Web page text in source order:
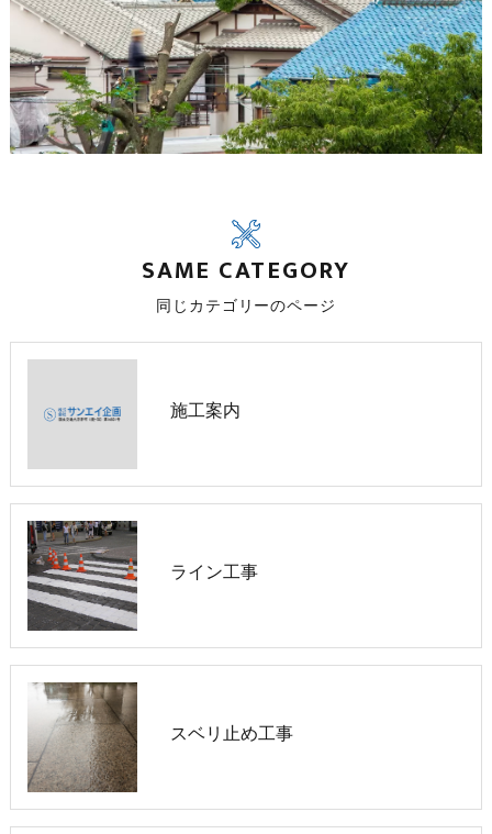
同じカテゴリーのページ
SAME CATEGORY
施工案内
ライン工事
スベリ止め工事